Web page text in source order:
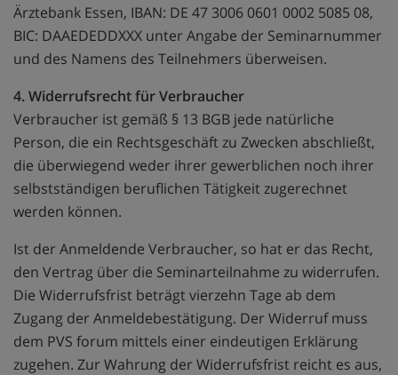
Ärztebank Essen, IBAN: DE 47 3006 0601 0002 5085 08,
BIC: DAAEDEDDXXX unter Angabe der Seminarnummer
und des Namens des Teilnehmers überweisen.
4. Widerrufsrecht für Verbraucher
Verbraucher ist gemäß § 13 BGB jede natürliche
Person, die ein Rechtsgeschäft zu Zwecken abschließt,
die überwiegend weder ihrer gewerblichen noch ihrer
selbstständigen beruflichen Tätigkeit zugerechnet
werden können.
Ist der Anmeldende Verbraucher, so hat er das Recht,
den Vertrag über die Seminarteilnahme zu widerrufen.
Die Widerrufsfrist beträgt vierzehn Tage ab dem
Zugang der Anmeldebestätigung. Der Widerruf muss
dem PVS forum mittels einer eindeutigen Erklärung
zugehen. Zur Wahrung der Widerrufsfrist reicht es aus,